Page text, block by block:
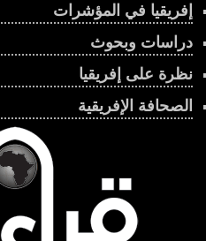
إفريقيا في المؤشرات
دراسات وبحوث
نظرة على إفريقيا
الصحافة الإفريقية